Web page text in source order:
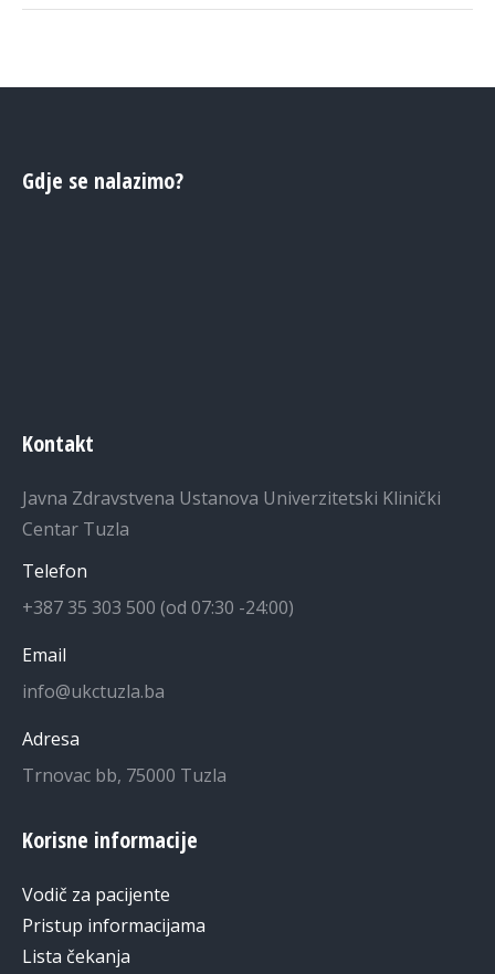
Gdje se nalazimo?
Kontakt
Javna Zdravstvena Ustanova Univerzitetski Klinički
Centar Tuzla
Telefon
+387 35 303 500 (od 07:30 -24:00)
Email
info@ukctuzla.ba
Adresa
Trnovac bb, 75000 Tuzla
Korisne informacije
Vodič za pacijente
Pristup informacijama
Lista čekanja